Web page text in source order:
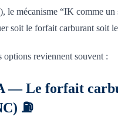
le mécanisme “IK comme un
soit le forfait carburant soit
options reviennent souvent :
— Le forfait
⛽